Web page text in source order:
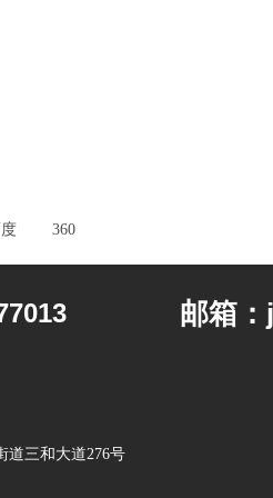
邮箱
道三和大道276号
360